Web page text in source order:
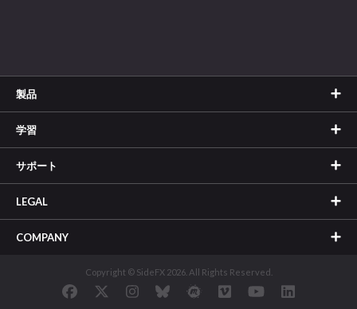
製品
学習
サポート
LEGAL
COMPANY
Copyright © SideFX 2026. All Rights Reserved.